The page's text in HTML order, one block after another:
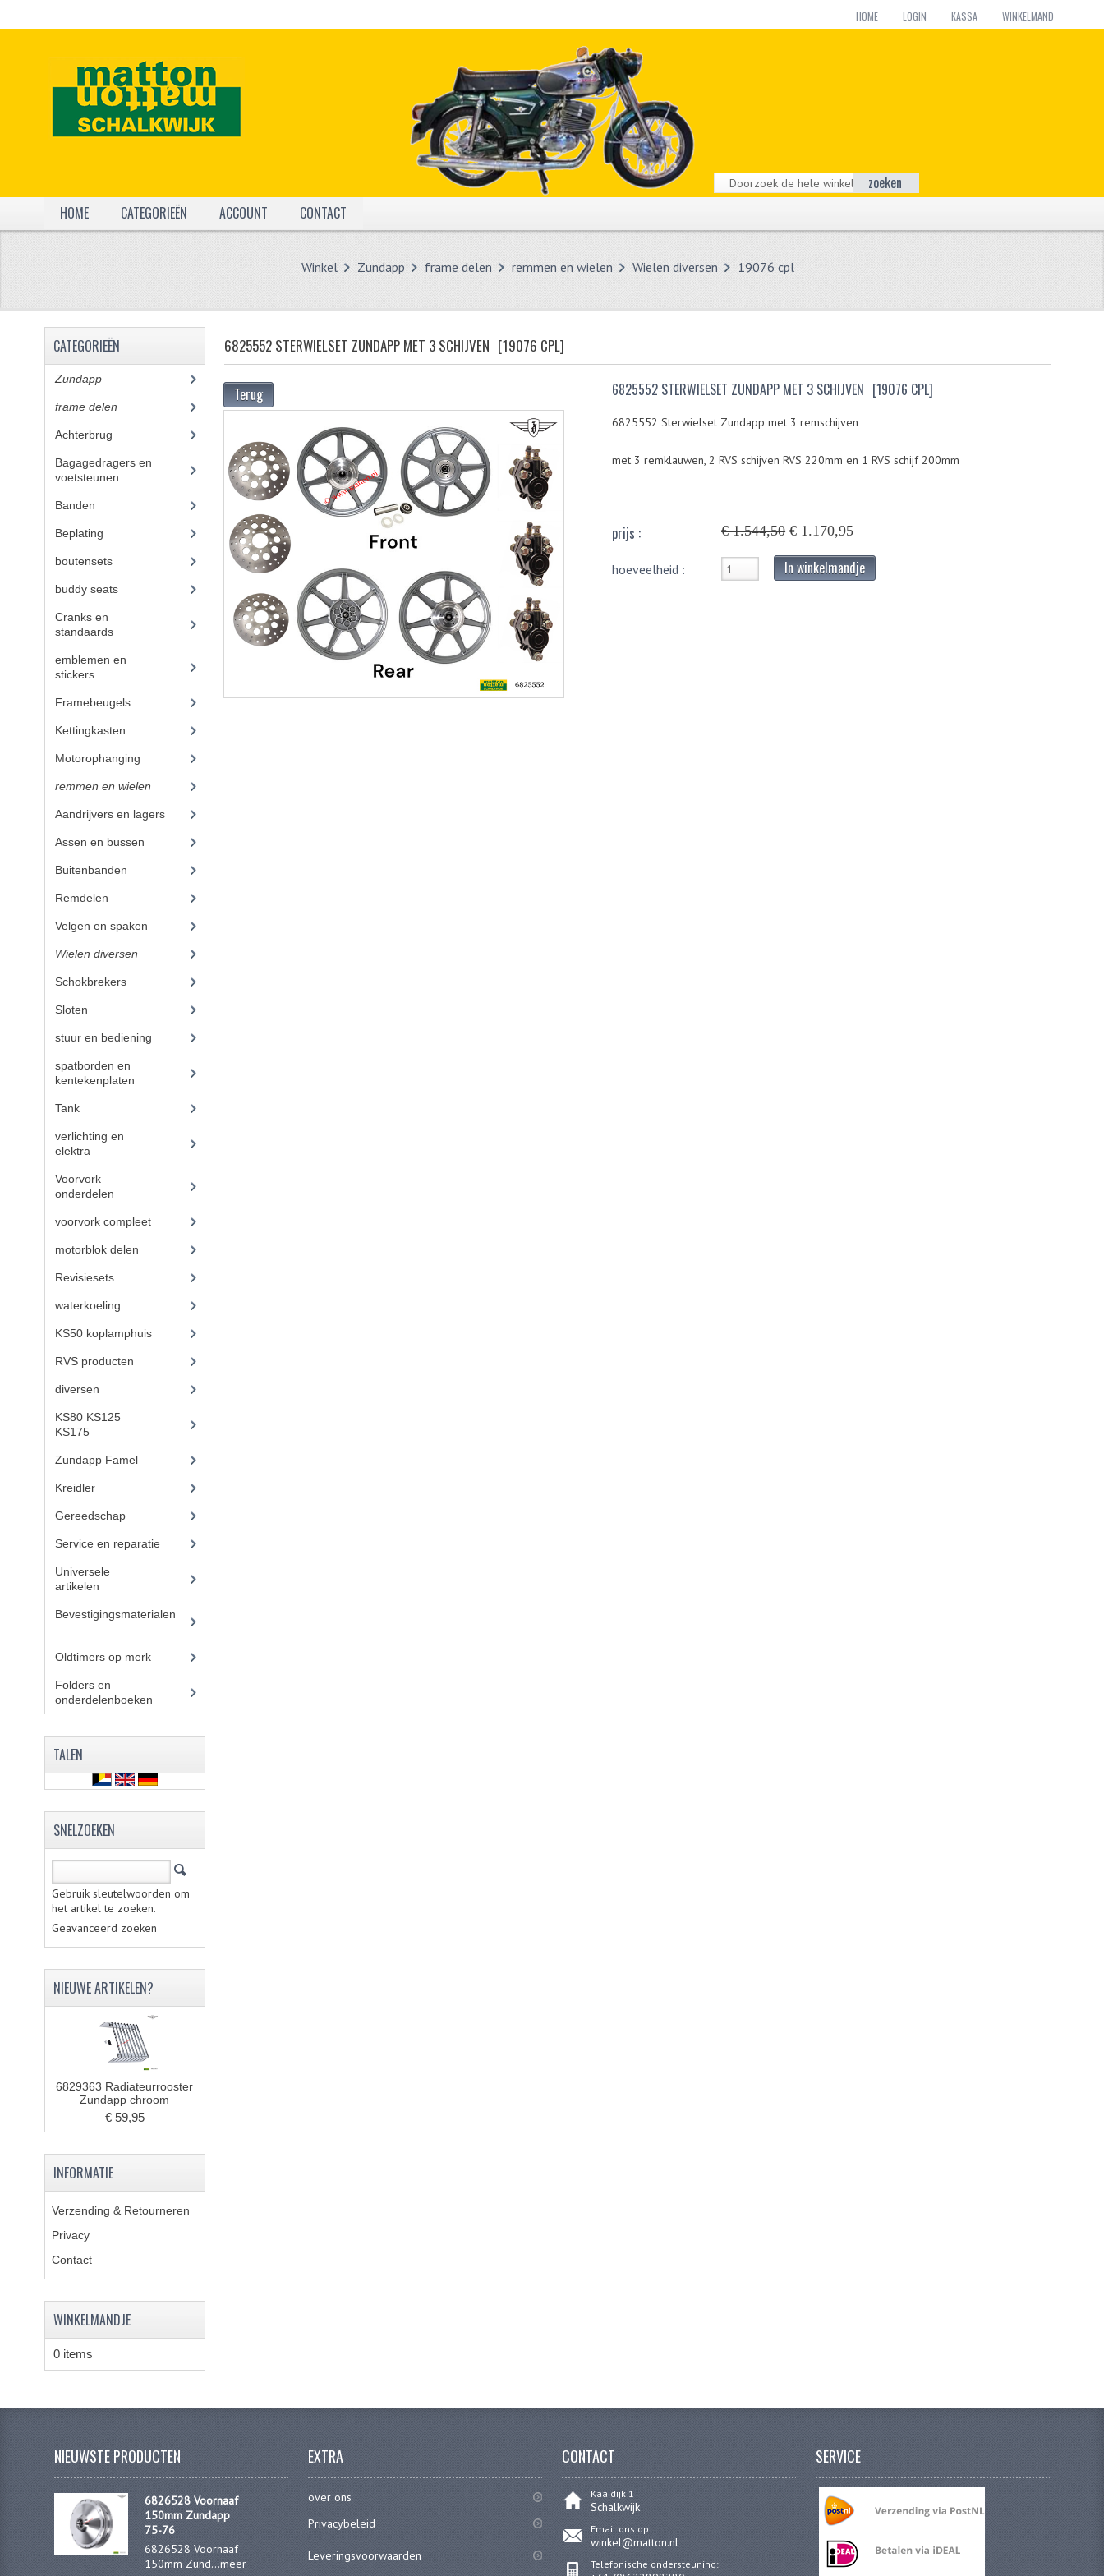
HOME LOGIN KASSA WINKELMAND
zoeken
HOME
CATEGORIEËN ACCOUNT CONTACT
Winkel Zundapp frame delen remmen en wielen Wielen diversen 19076 cpl
6825552 STERWIELSET ZUNDAPP MET 3 SCHIJVEN [19076 CPL]
Terug 6825552 STERWIELSET ZUNDAPP MET 3 SCHIJVEN [19076 CPL]
6825552 Sterwielset Zundapp met 3 remschijven
met 3 remklauwen, 2 RVS schijven RVS 220mm en 1 RVS schijf 200mm
prijs : € 1.544,50 € 1.170,95
hoeveelheid : In winkelmandje
CATEGORIEËN
Zundapp(2590)
frame delen
Achterbrug
Bagagedragers en
voetsteunen
Banden
Beplating
boutensets(24)
buddy seats(105)
Cranks en
standaards(24)
emblemen en
stickers(68)
Framebeugels(9)
Kettingkasten
Motorophanging
remmen en wielen
Aandrijvers en lagers(9)
Assen en bussen
Buitenbanden
Remdelen
Velgen en spaken
Wielen diversen
Schokbrekers(25)
Sloten
stuur en bediening
spatborden en
kentekenplaten
Tank(54)
verlichting en
elektra
Voorvork
onderdelen
voorvork compleet(30)
motorblok delen
Revisiesets(85)
waterkoeling
KS50 koplamphuis(22)
RVS producten
diversen
KS80 KS125
KS175(309)
Zundapp Famel(61)
Kreidler(648)
Gereedschap(5)
Service en reparatie
Universele
artikelen
Bevestigingsmaterialen
Oldtimers op merk(73)
Folders en
onderdelenboeken
TALEN
SNELZOEKEN
Gebruik sleutelwoorden om
het artikel te zoeken.
Geavanceerd zoeken
NIEUWE ARTIKELEN?
6829363 Radiateurrooster
Zundapp chroom
€ 59,95
INFORMATIE
Verzending & Retourneren
Privacy
Contact
WINKELMANDJE
0 items
NIEUWSTE PRODUCTEN
6826528 Voornaaf
150mm Zundapp
75-76
6826528 Voornaaf
150mm Zund...meer
EXTRA
over ons
Privacybeleid
Leveringsvoorwaarden
CONTACT
Kaaidijk 1
Schalkwijk
Email ons op:
winkel@matton.nl
Telefonische ondersteuning:
SERVICE